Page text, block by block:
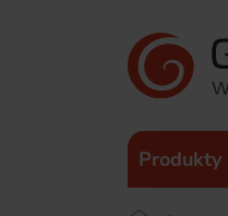
Produkty